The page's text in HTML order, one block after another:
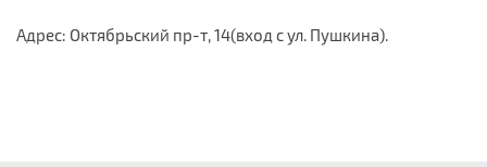
Адрес: Октябрьский пр-т, 14(вход с ул. Пушкина).